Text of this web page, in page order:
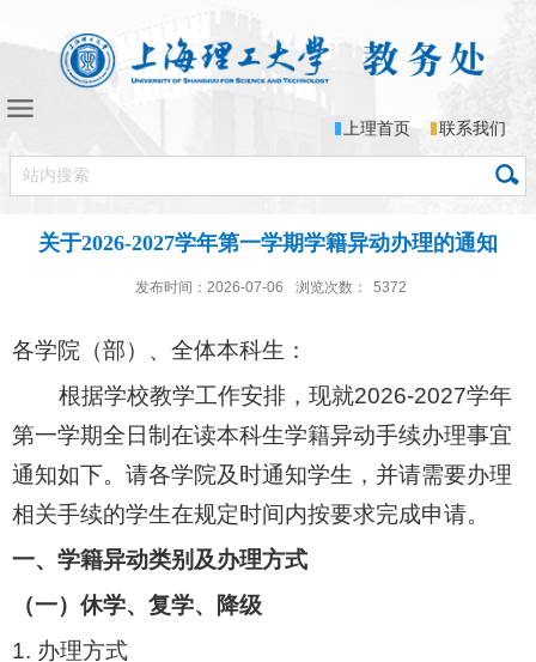
上理首页 联系我们
关于2026-2027学年第一学期学籍异动办理的通知
发布时间：2026-07-06 浏览次数： 5372
各学院（部）、全体本科生：
根据学校教学工作安排，现就2026-2027学年
第一学期全日制在读本科生学籍异动手续办理事宜
通知如下。请各学院及时通知学生，并请需要办理
相关手续的学生在规定时间内按要求完成申请。
一、学籍异动类别及办理方式
（一）休学、复学、降级
1. 办理方式